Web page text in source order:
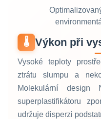
🌡️ Výkon při
Vysoké teploty
ztrátu slumpu a
Molekulární design
superplastifikátoru
udržuje disperzi